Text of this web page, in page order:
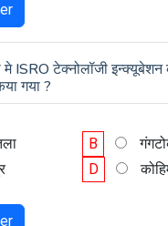
मे ISRO टेक्नोलॉजी
गया ?
B
D